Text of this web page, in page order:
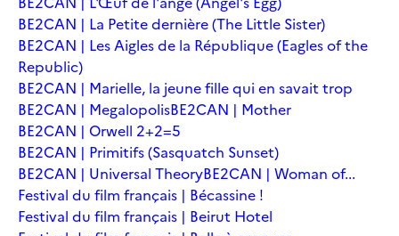
BE2CAN | La Petite dernière (The Little Sister)
BE2CAN | Les Aigles de la République (Eagles of the
Republic)
BE2CAN | Marielle, la jeune fille qui en savait trop
BE2CAN | MegalopolisBE2CAN | Mother
BE2CAN | Orwell 2+2=5
BE2CAN | Primitifs (Sasquatch Sunset)
BE2CAN | Universal TheoryBE2CAN | Woman of...
Festival du film français | Bécassine !
Festival du film français | Beirut Hotel